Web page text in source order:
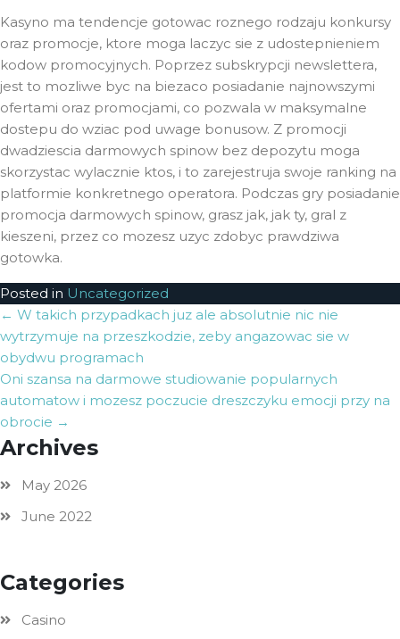
Kasyno ma tendencje gotowac roznego rodzaju konkursy
oraz promocje, ktore moga laczyc sie z udostepnieniem
kodow promocyjnych. Poprzez subskrypcji newslettera,
jest to mozliwe byc na biezaco posiadanie najnowszymi
ofertami oraz promocjami, co pozwala w maksymalne
dostepu do wziac pod uwage bonusow. Z promocji
dwadziescia darmowych spinow bez depozytu moga
skorzystac wylacznie ktos, i to zarejestruja swoje ranking na
platformie konkretnego operatora. Podczas gry posiadanie
promocja darmowych spinow, grasz jak, jak ty, gral z
kieszeni, przez co mozesz uzyc zdobyc prawdziwa
gotowka.
Posted in Uncategorized
Post
navigation
← W takich przypadkach juz ale absolutnie nic nie
wytrzymuje na przeszkodzie, zeby angazowac sie w
obydwu programach
Oni szansa na darmowe studiowanie popularnych
automatow i mozesz poczucie dreszczyku emocji przy na
obrocie →
Archives
May 2026
June 2022
Categories
Casino